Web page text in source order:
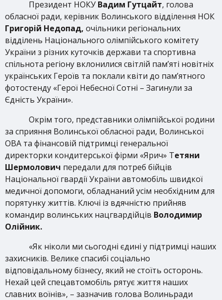
Президент НОКУ Вадим Гутцайт, голова
обласної ради, керівник Волинського відділення НОК
Григорій Недопад, очільники регіональних
відділень Національного олімпійського комітету
України з різних куточків держави та спортивна
спільнота регіону вклонилися світлій пам’яті новітніх
українських Героїв та поклали квіти до пам’ятного
фотостенду «Герої Небесної Сотні – Загинули за
Єдність України».
Окрім того, представники олімпійської родини
за сприяння Волинської обласної ради, Волинської
ОВА та фінансовій підтримці генеральної
директорки кондитерської фірми «Ярич» Тетяни
Шермолович передали для потреб бійців
Національної гвардії України автомобіль швидкої
медичної допомоги, обладнаний усім необхідним для
порятунку життів. Ключі із вдячністю прийняв
командир волинських нацгвардійців Володимир
Олійник.
«Як ніколи ми сьогодні єдині у підтримці наших
захисників. Велике спасибі соціально
відповідальному бізнесу, який не стоїть осторонь.
Нехай цей спецавтомобіль рятує життя наших
славних воїнів», – зазначив голова Волиньради